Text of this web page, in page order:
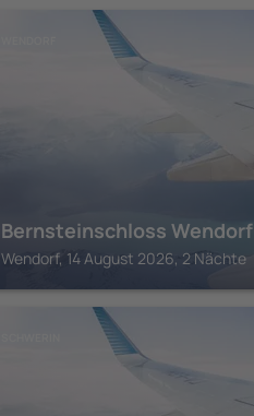
Bernsteinschloss Wendorf
Wendorf, 14 August 2026, 2 Nächte